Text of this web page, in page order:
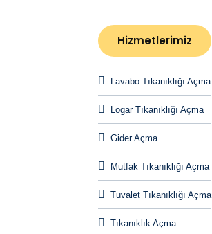
Hizmetlerimiz
Lavabo Tıkanıklığı Açma
Logar Tıkanıklığı Açma
Gider Açma
Mutfak Tıkanıklığı Açma
Tuvalet Tıkanıklığı Açma
Tıkanıklık Açma